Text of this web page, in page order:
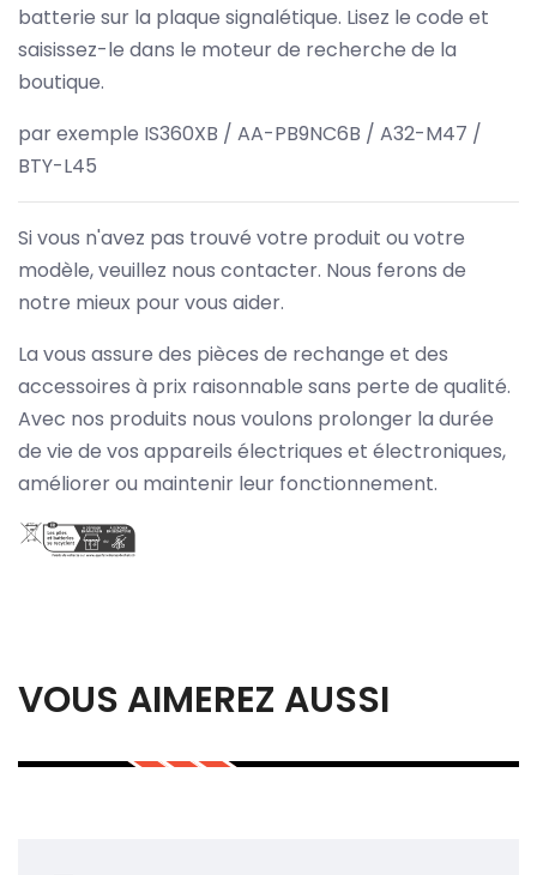
batterie sur la plaque signalétique. Lisez le code et
saisissez-le dans le moteur de recherche de la
boutique.
par exemple IS360XB / AA-PB9NC6B / A32-M47 /
BTY-L45
Si vous n'avez pas trouvé votre produit ou votre
modèle, veuillez nous contacter. Nous ferons de
notre mieux pour vous aider.
La vous assure des pièces de rechange et des
accessoires à prix raisonnable sans perte de qualité.
Avec nos produits nous voulons prolonger la durée
de vie de vos appareils électriques et électroniques,
améliorer ou maintenir leur fonctionnement.
VOUS AIMEREZ AUSSI